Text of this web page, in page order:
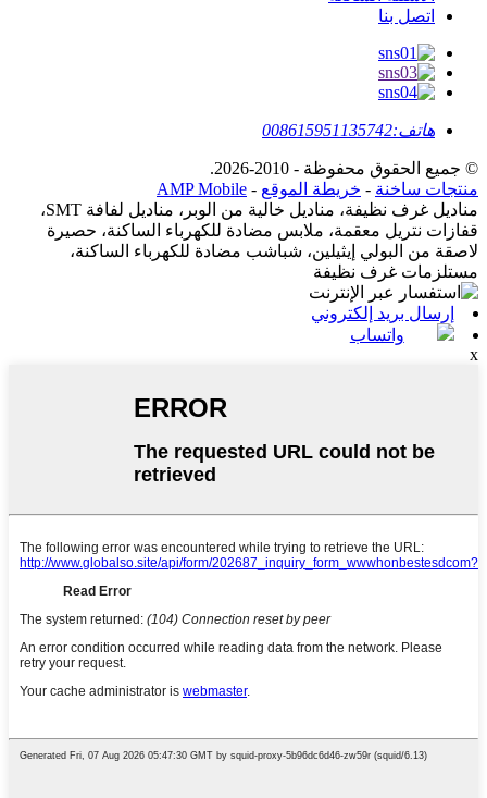
اتصل بنا
هاتف:008615951135742
© جميع الحقوق محفوظة - 2010-2026.
منتجات ساخنة - خريطة الموقع -
AMP Mobile
مناديل غرف نظيفة، مناديل خالية من الوبر، مناديل لفافة SMT،
قفازات نتريل معقمة، ملابس مضادة للكهرباء الساكنة، حصيرة
لاصقة من البولي إيثيلين، شباشب مضادة للكهرباء الساكنة،
مستلزمات غرف نظيفة
إرسال بريد إلكتروني
واتساب
x